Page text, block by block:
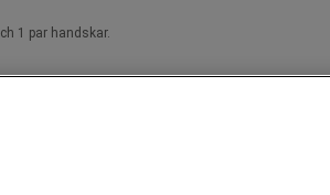
1 par handskar.